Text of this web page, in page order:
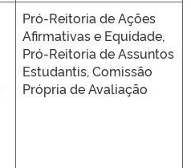
Pró-Reitoria de Ações
Afirmativas e Equidade,
Pró-Reitoria de Assuntos
Estudantis, Comissão
Própria de Avaliação